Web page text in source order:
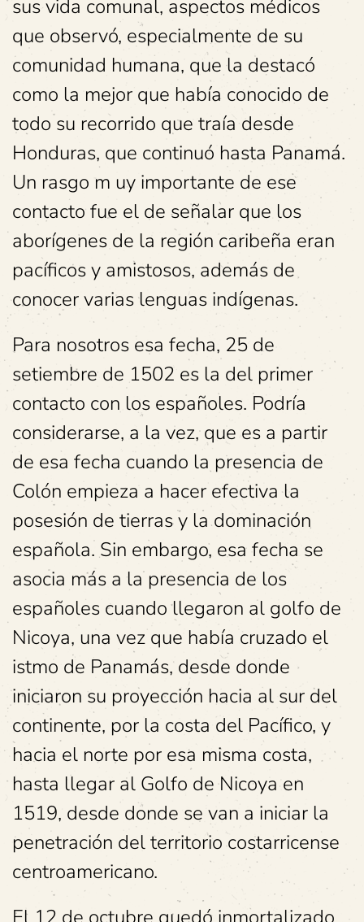
sus vida comunal, aspectos médicos
que observó, especialmente de su
comunidad humana, que la destacó
como la mejor que había conocido de
todo su recorrido que traía desde
Honduras, que continuó hasta Panamá.
Un rasgo m uy importante de ese
contacto fue el de señalar que los
aborígenes de la región caribeña eran
pacíficos y amistosos, además de
conocer varias lenguas indígenas.
Para nosotros esa fecha, 25 de
setiembre de 1502 es la del primer
contacto con los españoles. Podría
considerarse, a la vez, que es a partir
de esa fecha cuando la presencia de
Colón empieza a hacer efectiva la
posesión de tierras y la dominación
española. Sin embargo, esa fecha se
asocia más a la presencia de los
españoles cuando llegaron al golfo de
Nicoya, una vez que había cruzado el
istmo de Panamás, desde donde
iniciaron su proyección hacia al sur del
continente, por la costa del Pacífico, y
hacia el norte por esa misma costa,
hasta llegar al Golfo de Nicoya en
1519, desde donde se van a iniciar la
penetración del territorio costarricense
centroamericano.